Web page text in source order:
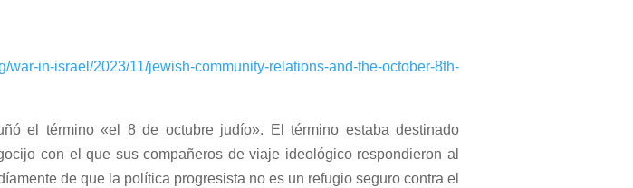
war-in-israel/2023/11/jewish-community-relations-and-the-october-8th-
el término «el 8 de octubre judío». El término estaba destinado
con el que sus compañeros de viaje ideológico respondieron al
de que la política progresista no es un refugio seguro contra el